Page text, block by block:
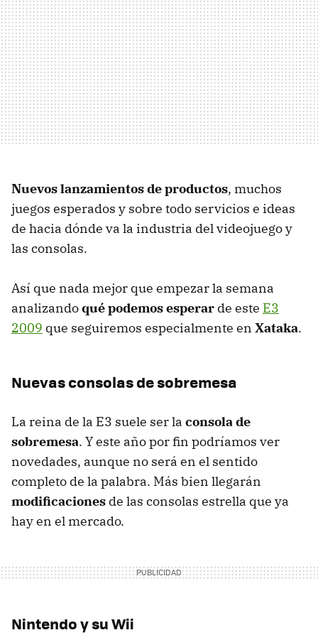
Nuevos lanzamientos de productos, muchos
juegos esperados y sobre todo servicios e ideas
de hacia dónde va la industria del videojuego y
las consolas.
Así que nada mejor que empezar la semana
analizandoqué podemos esperar de este E3
2009 que seguiremos especialmente en Xataka.
Nuevas consolas de sobremesa
La reina de la E3 suele ser la consola de
sobremesa. Y este año por fin podríamos ver
novedades, aunque no será en el sentido
completo de la palabra. Más bien llegarán
modificaciones de las consolas estrella que ya
hay en el mercado.
Nintendo y su Wii